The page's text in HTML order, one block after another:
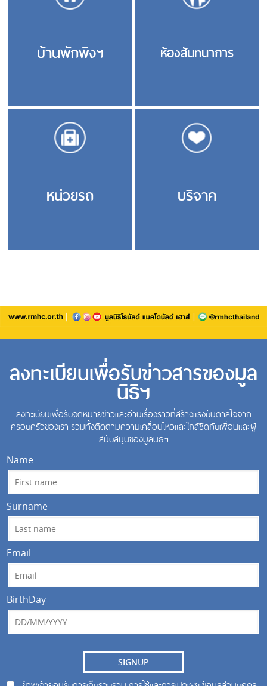
บ้านพักพิงฯ ห้องสันทนาการ
หน่วยรถ บริจาค
ลงทะเบียนเพื่อรับข่าวสารของมูล
นิธิฯ
ลงทะเบียนเพื่อรับจดหมายข่าวและอ่านเรื่องราวที่สร้างแรงบันดาลใจจาก
ครอบครัวของเรา รวมทั้งติดตามความเคลื่อนไหวและใกล้ชิดกับเพื่อนและผู้
สนับสนุนของมูลนิธิฯ
Name
Surname
Email
BirthDay
SIGNUP